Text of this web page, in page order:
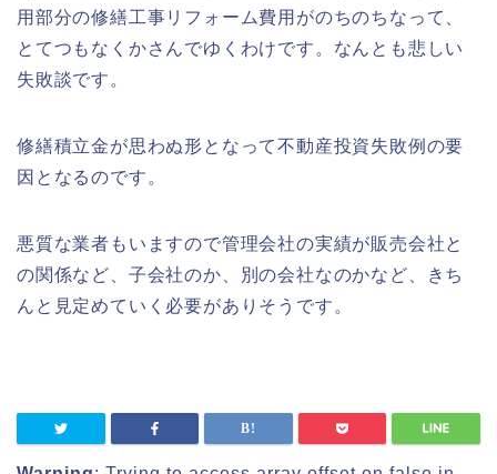
用部分の修繕工事リフォーム費用がのちのちなって、
とてつもなくかさんでゆくわけです。なんとも悲しい
失敗談です。
修繕積立金が思わぬ形となって不動産投資失敗例の要
因となるのです。
悪質な業者もいますので管理会社の実績が販売会社と
の関係など、子会社のか、別の会社なのかなど、きち
んと見定めていく必要がありそうです。